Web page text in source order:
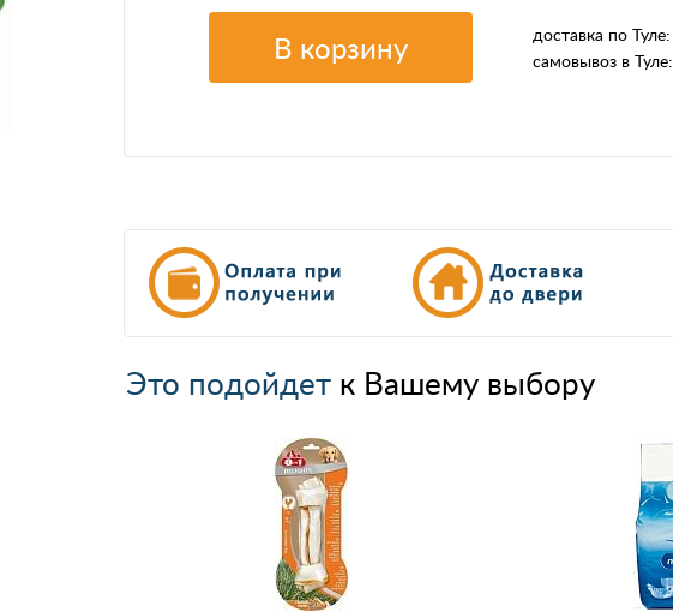
доставка по Туле:
самовывоз в Туле:
В корзину
Это подойдетк Вашему выбору